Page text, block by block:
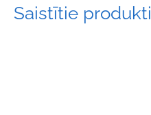
Saistītie produkti